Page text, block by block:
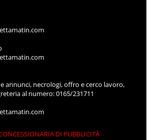
annunci, necrologi, offro e cerco lavoro,
al numero: 0165/231711
DI PUBBLICITÀ